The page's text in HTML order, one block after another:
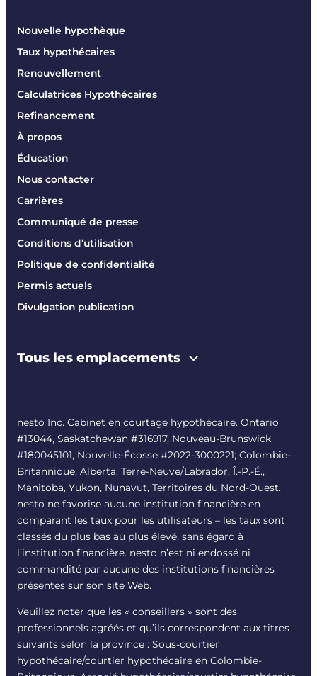
Nouvelle hypothèque
Taux hypothécaires
Renouvellement
Calculatrices Hypothécaires
Refinancement
À propos
Éducation
Nous contacter
Carrières
Communiqué de presse
Conditions d’utilisation
Politique de confidentialité
Permis actuels
Divulgation publication
Tous les emplacements
nesto Inc. Cabinet en courtage hypothécaire. Ontario
#13044, Saskatchewan #316917, Nouveau-Brunswick
#180045101, Nouvelle-Écosse #2022-3000221; Colombie-
Britannique, Alberta, Terre-Neuve/Labrador, Î.-P.-É.,
Manitoba, Yukon, Nunavut, Territoires du Nord-Ouest.
nesto ne favorise aucune institution financière en
comparant les taux pour les utilisateurs – les taux sont
classés du plus bas au plus élevé, sans égard à
l’institution financière. nesto n’est ni endossé ni
commandité par aucune des institutions financières
présentes sur son site Web.
Veuillez noter que les « conseillers » sont des
professionnels agréés et qu’ils correspondent aux titres
suivants selon la province : Sous-courtier
hypothécaire/courtier hypothécaire en Colombie-